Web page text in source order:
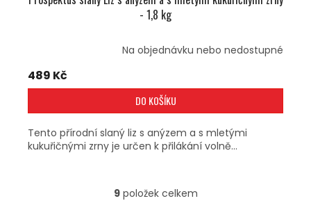
- 1,8 kg
Na objednávku nebo nedostupné
489 Kč
DO KOŠÍKU
Tento přírodní slaný liz s anýzem a s mletými
kukuřičnými zrny je určen k přilákání volně...
O
9položek celkem